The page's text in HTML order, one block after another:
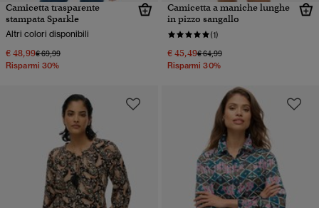
Camicetta trasparente
stampata Sparkle
Altri colori disponibili
€ 48,99Prezzo ridotto da
€ 69,99a
Risparmi 30%
Camicetta a maniche lunghe
in pizzo sangallo
(1)
€ 45,49Prezzo ridotto da
€ 64,99a
Risparmi 30%